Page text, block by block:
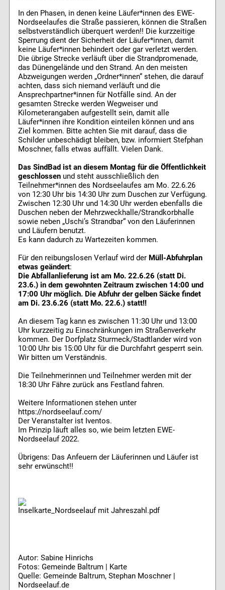
In den Phasen, in denen keine Läufer*innen des EWE-
Nordseelaufes die Straße passieren, können die Straßen
selbstverständlich überquert werden!! Die kurzzeitige
Sperrung dient der Sicherheit der Läufer*innen, damit
keine Läufer*innen behindert oder gar verletzt werden.
Die übrige Strecke verläuft über die Strandpromenade,
das Dünengelände und den Strand. An den meisten
Abzweigungen werden „Ordner*innen“ stehen, die darauf
achten, dass sich niemand verläuft und die
Ansprechpartner*innen für Notfälle sind. An der
gesamten Strecke werden Wegweiser und
Kilometerangaben aufgestellt sein, damit alle
Läufer*innen ihre Kondition einteilen können und ans
Ziel kommen. Bitte achten Sie mit darauf, dass die
Schilder unbeschädigt bleiben, bzw. informiert Stefphan
Moschner, falls etwas auffällt. Vielen Dank.
Das SindBad ist an diesem Montag für die Öffentlichkeit
geschlossenund steht ausschließlich den
Teilnehmer*innen des Nordseelaufes am Mo. 22.6.26
von 12:30 Uhr bis 14:30 Uhr zum Duschen zur Verfügung.
Zwischen 12:30 Uhr und 14:30 Uhr werden ebenfalls die
Duschen neben der Mehrzweckhalle/Strandkorbhalle
sowie neben „Uschi’s Strandbar“ von den Läuferinnen
und Läufern benutzt.
Es kann dadurch zu Wartezeiten kommen.
Für den reibungslosen Verlauf wird der Müll-Abfuhrplan
etwas geändert:
Die Abfallanlieferung ist am Mo. 22.6.26 (statt Di.
23.6.) in dem gewohnten Zeitraum zwischen 14:00 und
17:00 Uhr möglich. Die Abfuhr der gelben Säcke findet
am Di. 23.6.26 (statt Mo. 22.6.) statt!!
An diesem Tag kann es zwischen 11:30 Uhr und 13:00
Uhr kurzzeitig zu Einschränkungen im Straßenverkehr
kommen. Der Dorfplatz Sturmeck/Stadtlander wird von
10:00 Uhr bis 15:00 Uhr für die Durchfahrt gesperrt sein.
Wir bitten um Verständnis.
Die Teilnehmerinnen und Teilnehmer werden mit der
18:30 Uhr Fähre zurück ans Festland fahren.
Weitere Informationen stehen unter
https://nordseelauf.com/
Der Veranstalter ist Iventos.
Im Prinzip läuft alles so, wie beim letzten EWE-
Nordseelauf 2022.
Übrigens: Das Anfeuern der Läuferinnen und Läufer ist
sehr erwünscht!!
Inselkarte_Nordseelauf mit Jahreszahl.pdf
Autor: Sabine Hinrichs
Fotos: Gemeinde Baltrum | Karte
Quelle: Gemeinde Baltrum, Stephan Moschner |
Nordseelauf.de